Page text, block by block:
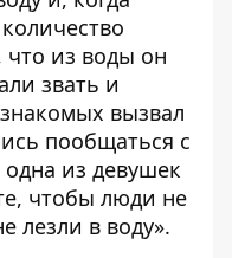
что из воды он
звать и
вызвал
пообщаться с
из девушек
чтобы люди не
лезли в воду».